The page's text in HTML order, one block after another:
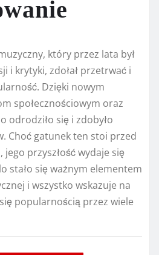
który przez lata był
i krytyki, zdołał przetrwać i
Dzięki nowym
społecznościowym oraz
odrodziło się i zdobyło
Choć gatunek ten stoi przed
przyszłość wydaje się
stało się ważnym elementem
i wszystko wskazuje na
popularnością przez wiele